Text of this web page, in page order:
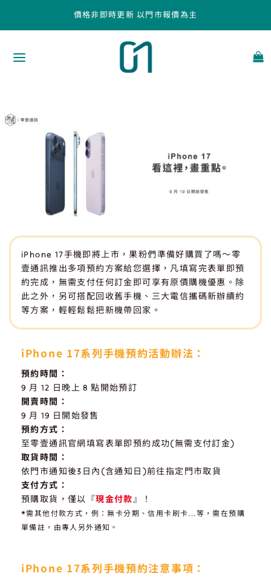
價格非即時更新 以門市報價為主
iPhone 17手機即將上市，果粉們準備好購買了嗎～零
壹通訊推出多項預約方案給您選擇，凡填寫完表單即預
約完成，無需支付任何訂金即可享有原價購機優惠。除
此之外，另可搭配回收舊手機、三大電信攜碼新辦續約
等方案，輕輕鬆鬆把新機帶回家。
iPhone 17系列手機預約活動辦法：
預約時間：
9 月 12 日晚上 8 點開始預訂
開賣時間：
9 月 19 日開始發售
預約方式：
至零壹通訊官網填寫表單即預約成功(無需支付訂金)
取貨時間：
依門市通知後3日內(含通知日)前往指定門市取貨
支付方式：
預購取貨，僅以『現金付款』！
*需其他付款方式，例：無卡分期、信用卡刷卡...等，需在預購
單備註，由專人另外通知。
iPhone 17系列手機預約注意事項：